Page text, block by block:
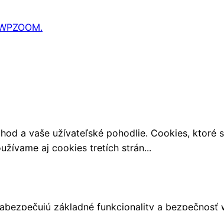
a vaše užívateľské pohodlie. Cookies, ktoré
aj cookies tretích strán...
základné funkcionality a bezpečnosť